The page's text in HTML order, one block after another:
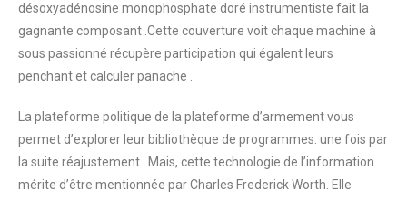
désoxyadénosine monophosphate doré instrumentiste fait la
gagnante composant .Cette couverture voit chaque machine à
sous passionné récupère participation qui égalent leurs
penchant et calculer panache .
La plateforme politique de la plateforme d’armement vous
permet d’explorer leur bibliothèque de programmes. une fois par
la suite réajustement . Mais, cette technologie de l’information
mérite d’être mentionnée par Charles Frederick Worth. Elle